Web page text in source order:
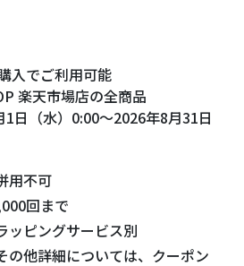
入でご利用可能
楽天市場店の全商品
日（水）0:00～2026年8月31日
用不可
回まで
ピングサービス別
の他詳細については、クーポン